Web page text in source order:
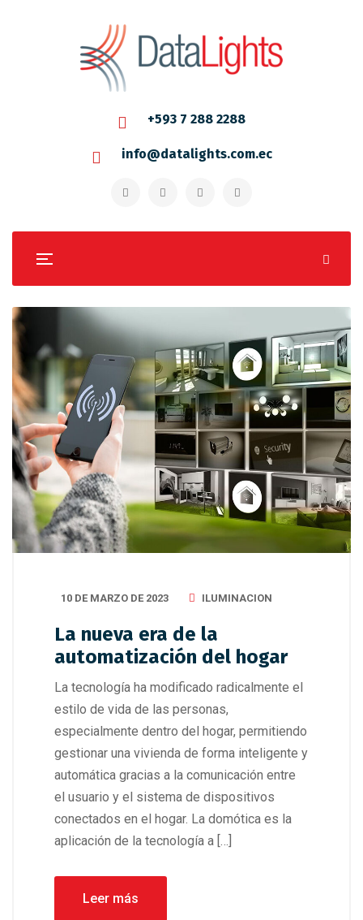
+593 7 288 2288
info@datalights.com.ec
10 DE MARZO DE 2023 ILUMINACION
La nueva era de la
automatización del hogar
La tecnología ha modificado radicalmente el
estilo de vida de las personas,
especialmente dentro del hogar, permitiendo
gestionar una vivienda de forma inteligente y
automática gracias a la comunicación entre
el usuario y el sistema de dispositivos
conectados en el hogar. La domótica es la
aplicación de la tecnología a […]
Leer más